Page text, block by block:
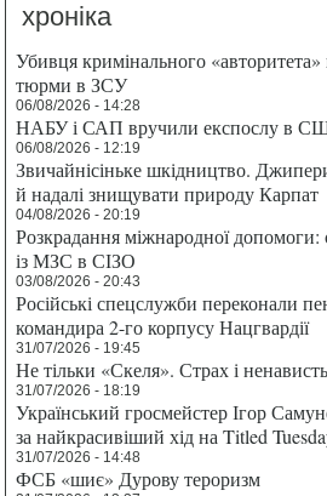
хроніка
Убивця кримінального «авторитета»
тюрми в ЗСУ
06/08/2026 - 14:28
НАБУ і САП вручили експослу в
06/08/2026 - 12:19
Звичайнісіньке шкідництво.
й надалі знищувати природу Карпат
04/08/2026 - 20:19
Розкрадання міжнародної допомоги:
із МЗС в СІЗО
03/08/2026 - 20:43
Російські спецслужби переконали
командира 2-го корпусу Нацгвардії
31/07/2026 - 19:45
Не тільки «Скеля». Страх і
31/07/2026 - 18:19
Український гросмейстер Ігор
за найкрасивіший хід на Titled
31/07/2026 - 14:48
ФСБ «шиє» Дурову тероризм